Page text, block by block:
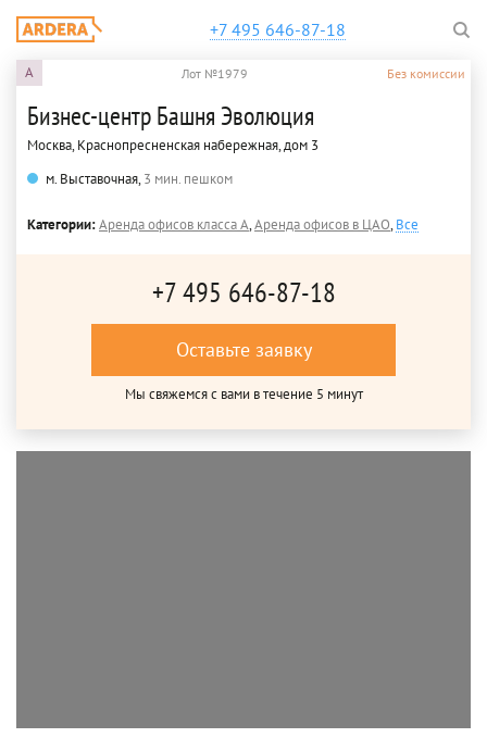
+7 495 646-87-18
A Лот №1979 Без комиссии
Бизнес-центр Башня Эволюция
Москва, Краснопресненская набережная, дом 3
м. Выставочная,3 мин. пешком
Категории:Аренда офисов класса A,Аренда офисов в ЦАО,Все
+7 495 646-87-18
Оставьте заявку
Мы свяжемся с вами в течение 5 минут